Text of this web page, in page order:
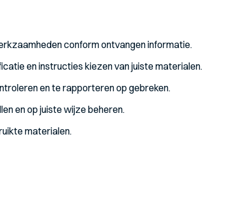
conform ontvangen informatie.
en instructies kiezen van juiste materialen.
en te rapporteren op gebreken.
en op juiste wijze beheren.
materialen.